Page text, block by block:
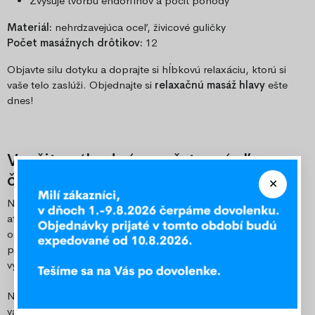
Materiál: nehrdzavejúca oceľ, živicové guličky
Počet masážnych drôtikov: 12
Objavte silu dotyku a doprajte si hĺbkovú relaxáciu, ktorú si
vaše telo zaslúži. Objednajte si relaxačnú masáž hlavy ešte
dnes!
Využite výhodné množstevné zľavy –
či ste bežný zákazník alebo firma!
Nakupujte viac a ušetrite! V našom e-shope ponúkame
atraktívne množstevné zľavy pre všetkých – jednotlivcov i
obchodných partnerov. Či už vyberáte pre domácnosť, alebo
potrebujete zásobiť svoj obchod alebo firmu, máme pre vás
výhodné ceny pri väčších odberoch.
Nechajte si vypracovať špeciálnu ponuku presne na mieru
vašim potrebám a využite naše najlepšie ceny. Objednajte si